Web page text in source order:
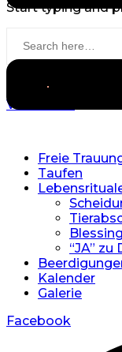
Freie
Taufen
“JA” zu
Kalender
Galerie
Facebook
Start typing and
View more